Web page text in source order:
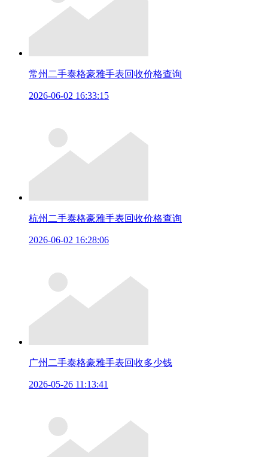
常州二手泰格豪雅手表回收价格查询
2026-06-02 16:33:15
杭州二手泰格豪雅手表回收价格查询
2026-06-02 16:28:06
广州二手泰格豪雅手表回收多少钱
2026-05-26 11:13:41